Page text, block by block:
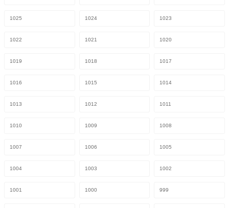
1025 1024 1023
1022 1021 1020
1019 1018 1017
1016 1015 1014
1013 1012 1011
1010 1009 1008
1007 1006 1005
1004 1003 1002
1001 1000 999